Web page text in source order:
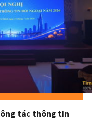
tác thông tin